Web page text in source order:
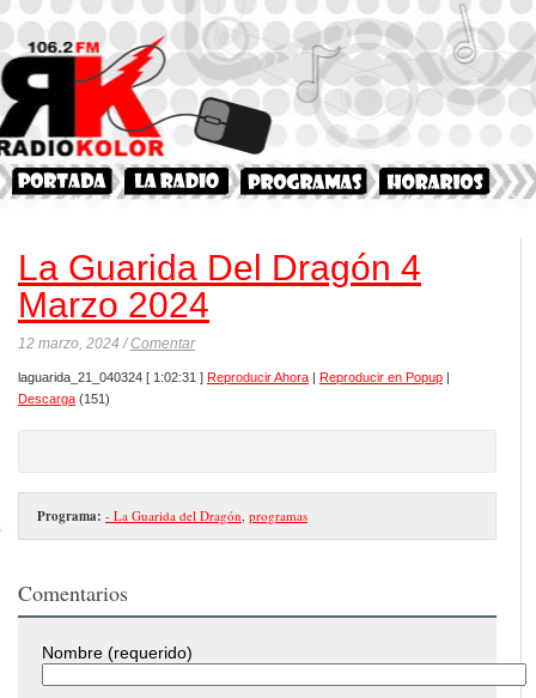
La Guarida Del Dragón 4
Marzo 2024
12 marzo, 2024 /Comentar
laguarida_21_040324 [ 1:02:31 ] Reproducir Ahora | Reproducir en Popup |
Descarga (151)
Programa: - La Guarida del Dragón, programas
Comentarios
Nombre (requerido)